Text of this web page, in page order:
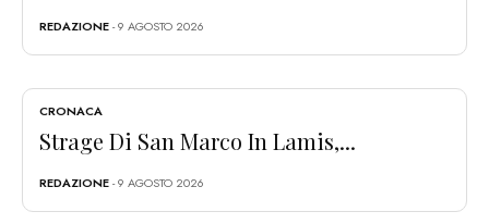
REDAZIONE- 9 AGOSTO 2026
CRONACA
Strage Di San Marco In Lamis,...
REDAZIONE- 9 AGOSTO 2026